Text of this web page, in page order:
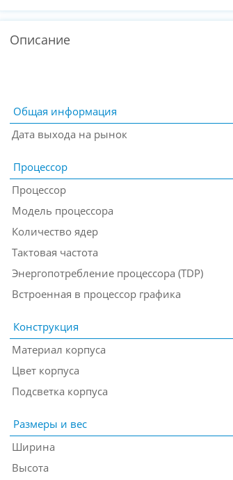
Описание
Общая информация
Дата выхода на рынок
Процессор
Процессор
Модель процессора
Количество ядер
Тактовая частота
Энергопотребление процессора (TDP)
Встроенная в процессор графика
Конструкция
Материал корпуса
Цвет корпуса
Подсветка корпуса
Размеры и вес
Ширина
Высота